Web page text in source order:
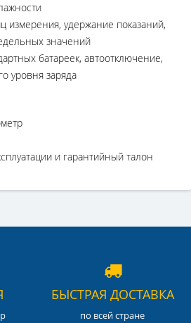
измерения, удержание показаний,
значений
батареек, автоотключение,
уровня заряда
и гарантийный талон
БЫСТРАЯ ДОСТАВКА
по всей стране